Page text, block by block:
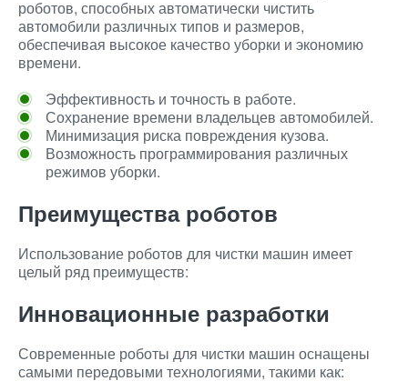
роботов, способных автоматически чистить
автомобили различных типов и размеров,
обеспечивая высокое качество уборки и экономию
времени.
Эффективность и точность в работе.
Сохранение времени владельцев автомобилей.
Минимизация риска повреждения кузова.
Возможность программирования различных
режимов уборки.
Преимущества роботов
Использование роботов для чистки машин имеет
целый ряд преимуществ:
Инновационные разработки
Современные роботы для чистки машин оснащены
самыми передовыми технологиями, такими как: